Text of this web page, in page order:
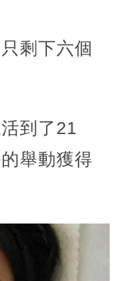
剩下六個
到了21
舉動獲得